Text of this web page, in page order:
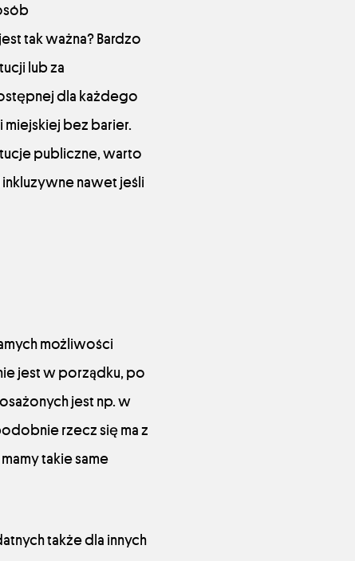
tak ważna? Bardzo
lub za
dla każdego
bez barier.
publiczne, warto
nawet jeśli
możliwości
jest w porządku, po
jest np. w
rzecz się ma z
takie same
także dla innych